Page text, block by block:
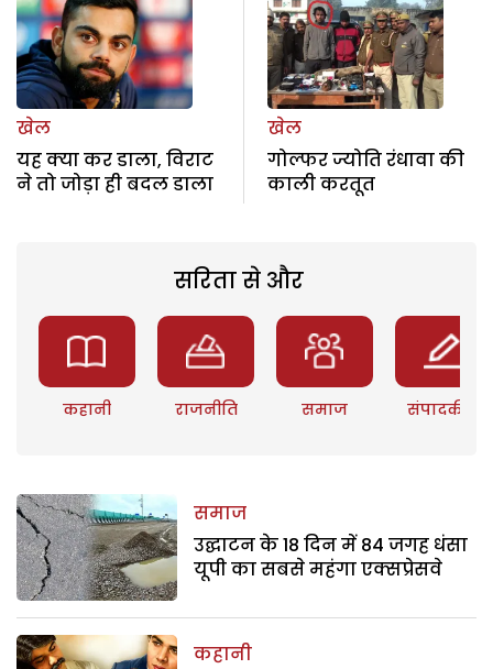
खेल
यह क्या कर डाला, विराट
ने तो जोड़ा ही बदल डाला
खेल
गोल्फर ज्योति रंधावा की
काली करतूत
सरिता से और
कहानी राजनीति समाज संपादकीय
समाज
उद्घाटन के 18 दिन में 84 जगह धंसा
यूपी का सबसे महंगा एक्सप्रेसवे
कहानी